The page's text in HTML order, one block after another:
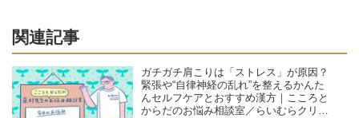
関連記事
ガチガチ肩こりは「ストレス」が原因？
緊張や“自律神経の乱れ”を整えるかんた
んセルフケアとおすすめ漢方｜こころと
からだのお悩み相談室／らいむらクリニ